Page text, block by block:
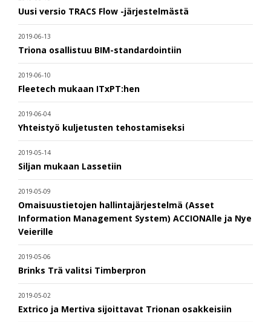
Uusi versio TRACS Flow -järjestelmästä
2019-06-13
Triona osallistuu BIM-standardointiin
2019-06-10
Fleetech mukaan ITxPT:hen
2019-06-04
Yhteistyö kuljetusten tehostamiseksi
2019-05-14
Siljan mukaan Lassetiin
2019-05-09
Omaisuustietojen hallintajärjestelmä (Asset
Information Management System) ACCIONAlle ja Nye
Veierille
2019-05-06
Brinks Trä valitsi Timberpron
2019-05-02
Extrico ja Mertiva sijoittavat Trionan osakkeisiin